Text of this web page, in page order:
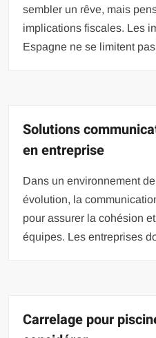
sembler un rêve, mais
implications fiscales. Les
Espagne ne se limitent
Solutions
en entreprise
Dans un environnement
évolution, la
pour assurer la cohésion
équipes. Les entreprises
Carrelage pour